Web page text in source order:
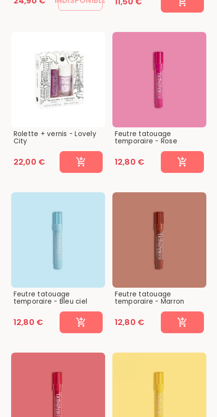
Rolette + vernis - Lovely
City
22,00 €
Feutre tatouage
temporaire - Rose
12,80 €
Feutre tatouage
temporaire - Bleu ciel
12,80 €
Feutre tatouage
temporaire - Marron
12,80 €